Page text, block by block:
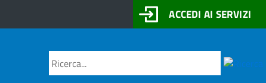
ACCEDI AI SERVIZI
Motore